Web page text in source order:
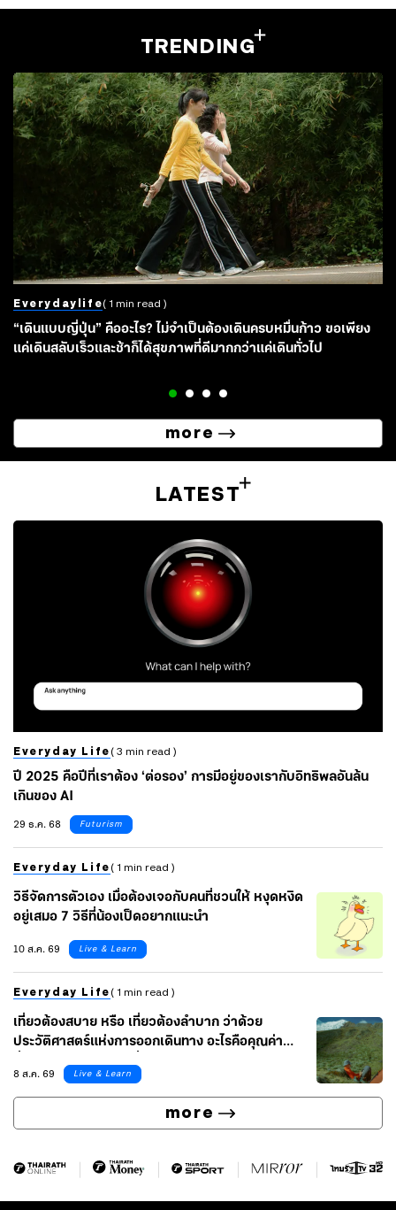
TRENDING
Everydaylife( 1 min read )
“เดินแบบญี่ปุ่น” คืออะไร? ไม่จำเป็นต้องเดินครบหมื่นก้าว ขอเพียง
แค่เดินสลับเร็วและช้าก็ได้สุขภาพที่ดีมากกว่าแค่เดินทั่วไป
more
LATEST
Everyday Life ( 3 min read )
ปี 2025 คือปีที่เราต้อง ‘ต่อรอง’ การมีอยู่ของเรากับอิทธิพลอันล้น
เกินของ AI
29 ธ.ค. 68
Futurism
Everyday Life ( 1 min read )
วิธีจัดการตัวเอง เมื่อต้องเจอกับคนที่ชวนให้ หงุดหงิด
อยู่เสมอ 7 วิธีที่น้องเป็ดอยากแนะนำ
10 ส.ค. 69
Live & Learn
Everyday Life ( 1 min read )
เที่ยวต้องสบาย หรือ เที่ยวต้องลำบาก ว่าด้วย
ประวัติศาสตร์แห่งการออกเดินทาง อะไรคือคุณค่า
ที่แท้จริงของการท่องเที่ยว
8 ส.ค. 69 Live & Learn
more